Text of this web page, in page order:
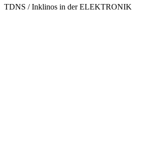
TDNS / Inklinos in der ELEKTRONIK